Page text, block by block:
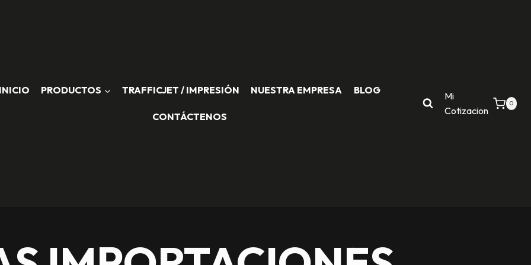
PRODUCTOS TRAFFICJET / IMPRESIÓN NUESTRA EMPRESA BLOG
CONTÁCTENOS
Mi
Cotizacion
0